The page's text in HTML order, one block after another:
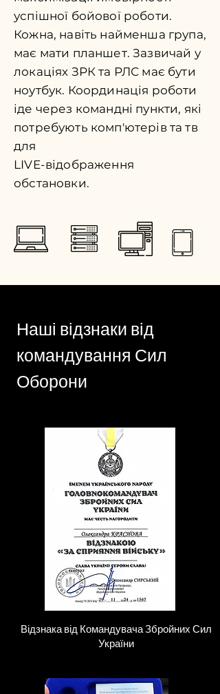
успішної бойової роботи.
Кожна, навіть найменша група,
має мати планшет. Зазвичай у
локаціях ЗРК та РЛС має бути
ноутбук. Координація роботи
іде через командні пункти, які
потребують комп'ютерів та тв
для
LIVE-відображення
обстановки.
Наші відзнаки від
командування Сил
Оборони
Відзнака від Командувача Збройних Сил
України